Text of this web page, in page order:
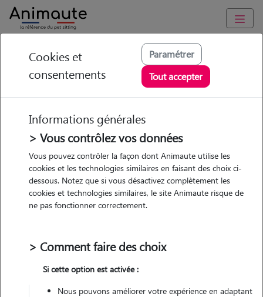
Animaute Ile-de-France Vauhallan
Marion - Petsitter à
IGNY
• 20 ans
Véhiculé
Cookies et
consentements
Paramétrer
Tout accepter
Informations générales
> Vous contrôlez vos données
Vous pouvez contrôler la façon dont Animaute utilise les
cookies et les technologies similaires en faisant des choix ci-
dessous. Notez que si vous désactivez complètement les
cookies et technologies similaires, le site Animaute risque de
ne pas fonctionner correctement.
> Comment faire des choix
Si cette option est activée :
Nous pouvons améliorer votre expérience en adaptant